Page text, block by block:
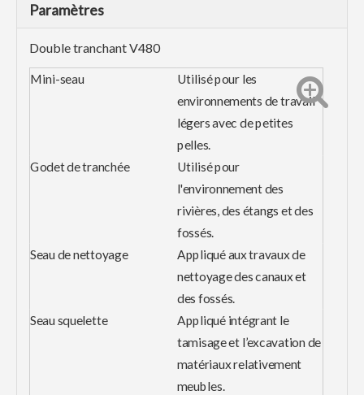
Paramètres
Double tranchantV480
Mini-seau
Utilisé pour les
environnements de travail
légers avec de petites
pelles.
Godet de tranchée
Utilisé pour
l'environnement des
rivières, des étangs et des
fossés.
Seau de nettoyage Appliqué aux travaux de
nettoyage des canaux et
des fossés.
Seau squelette
Appliqué intégrant le
tamisage et l’excavation de
matériaux relativement
meubles.